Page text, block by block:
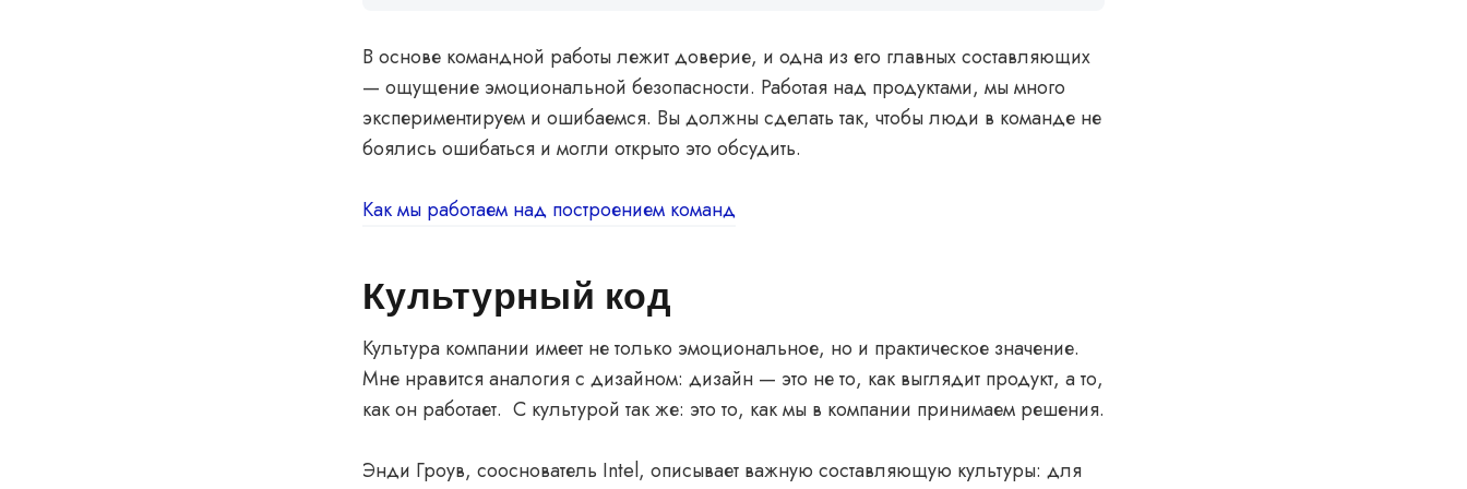
В основе командной работы лежит доверие, и одна из его главных составляющих
— ощущение эмоциональной безопасности. Работая над продуктами, мы много
экспериментируем и ошибаемся. Вы должны сделать так, чтобы люди в команде не
боялись ошибаться и могли открыто это обсудить.
Как мы работаем над построением команд
Культурный код
Культура компании имеет не только эмоциональное, но и практическое значение.
Мне нравится аналогия с дизайном: дизайн — это не то, как выглядит продукт, а то,
как он работает. С культурой так же: это то, как мы в компании принимаем решения.
Энди Гроув, сооснователь Intel, описывает важную составляющую культуры: для